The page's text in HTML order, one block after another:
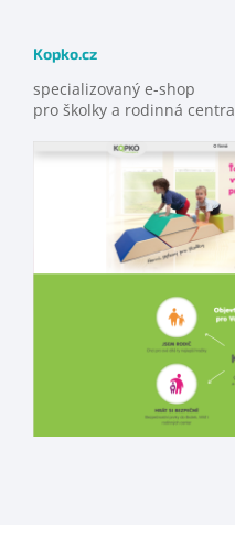
Kopko.cz
specializovaný e-shop
pro školky a rodinná centra